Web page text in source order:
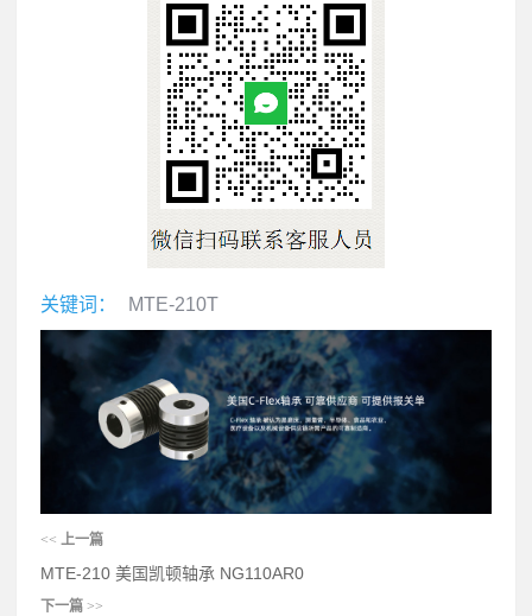
关键词： MTE-210T
<< 上一篇
MTE-210 美国凯顿轴承 NG110AR0
下一篇 >>